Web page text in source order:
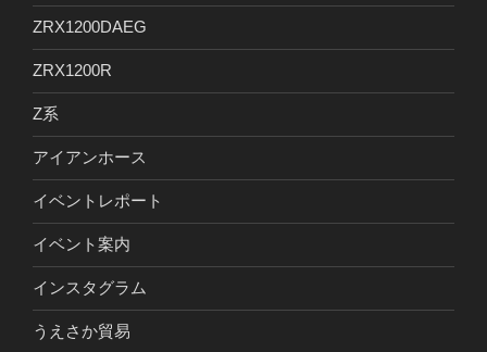
ZRX1200DAEG
ZRX1200R
Z系
アイアンホース
イベントレポート
イベント案内
インスタグラム
うえさか貿易